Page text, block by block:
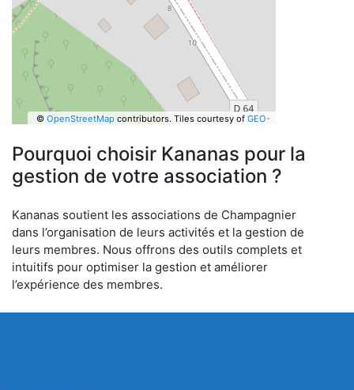
© OpenStreetMapcontributors. Tiles courtesy of GEO-
Pourquoi choisir Kananas pour la
gestion de votre association ?
Kananas soutient les associations de Champagnier
dans l’organisation de leurs activités et la gestion de
leurs membres. Nous offrons des outils complets et
intuitifs pour optimiser la gestion et améliorer
l’expérience des membres.